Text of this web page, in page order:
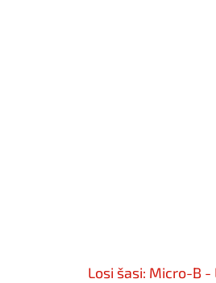
Losi šasi: Micro-B -